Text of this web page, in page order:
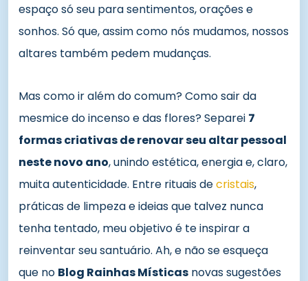
espaço só seu para sentimentos, orações e
sonhos. Só que, assim como nós mudamos, nossos
altares também pedem mudanças.
Mas como ir além do comum? Como sair da
mesmice do incenso e das flores? Separei 7
formas criativas de renovar seu altar pessoal
neste novo ano, unindo estética, energia e, claro,
muita autenticidade. Entre rituais decristais,
práticas de limpeza e ideias que talvez nunca
tenha tentado, meu objetivo é te inspirar a
reinventar seu santuário. Ah, e não se esqueça
que no Blog Rainhas Místicas novas sugestões